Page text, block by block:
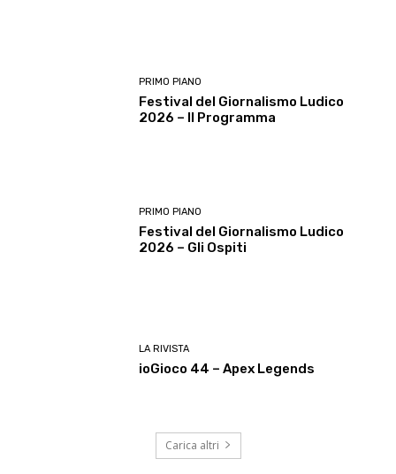
PRIMO PIANO
Festival del Giornalismo Ludico
2026 – Il Programma
PRIMO PIANO
Festival del Giornalismo Ludico
2026 – Gli Ospiti
LA RIVISTA
ioGioco 44 – Apex Legends
Carica altri